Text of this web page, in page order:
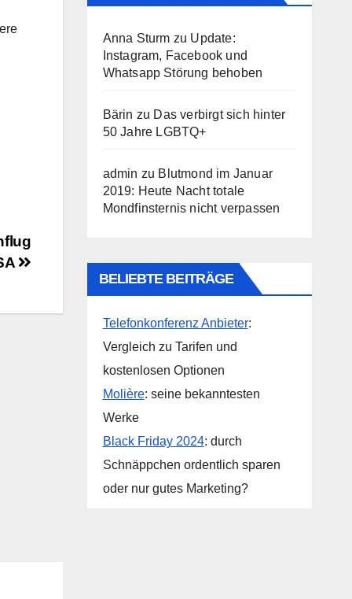
Anna Sturm zu Update:
Instagram, Facebook und
Whatsapp Störung behoben
Bärin zu Das verbirgt sich hinter
50 Jahre LGBTQ+
admin zu Blutmond im Januar
2019: Heute Nacht totale
Mondfinsternis nicht verpassen
BELIEBTE BEITRÄGE
Telefonkonferenz Anbieter:
Vergleich zu Tarifen und
kostenlosen Optionen
Molière: seine bekanntesten
Werke
Black Friday 2024: durch
Schnäppchen ordentlich sparen
oder nur gutes Marketing?